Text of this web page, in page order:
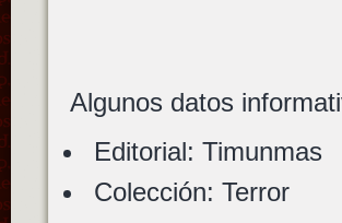
Algunos datos
Editorial: Timunmas
Colección: Terror